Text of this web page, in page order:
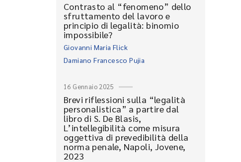
Contrasto al “fenomeno” dello
sfruttamento del lavoro e
principio di legalità: binomio
impossibile?
Giovanni Maria Flick
Damiano Francesco Pujia
16 Gennaio 2025
Brevi riflessioni sulla “legalità
personalistica” a partire dal
libro di S. De Blasis,
L’intellegibilità come misura
oggettiva di prevedibilità della
norma penale, Napoli, Jovene,
2023